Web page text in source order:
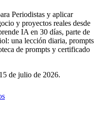
Periodistas y aplicar
y proyectos reales desde
IA en 30 días, parte de
una lección diaria, prompts
de prompts y certificado
15 de julio de 2026.